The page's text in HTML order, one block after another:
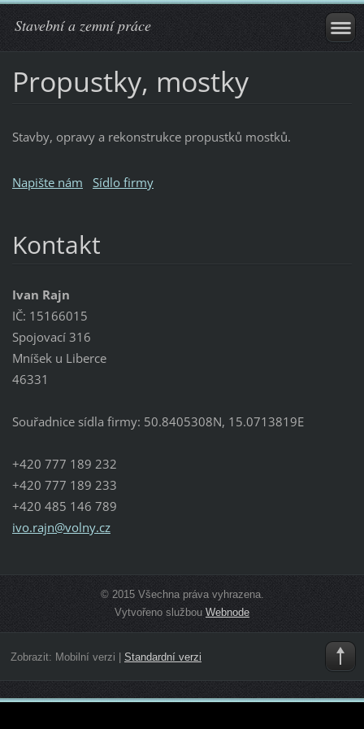
Stavební a zemní práce
Propustky, mostky
Stavby, opravy a rekonstrukce propustků mostků.
Napište nám Sídlo firmy
Kontakt
Ivan Rajn
IČ: 15166015
Spojovací 316
Mníšek u Liberce
46331
Souřadnice sídla firmy: 50.8405308N, 15.0713819E
+420 777 189 232
+420 777 189 233
+420 485 146 789
ivo.rajn@volny.cz
© 2015 Všechna práva vyhrazena.
Vytvořeno službou Webnode
Zobrazit: Mobilní verzi Standardní verzi